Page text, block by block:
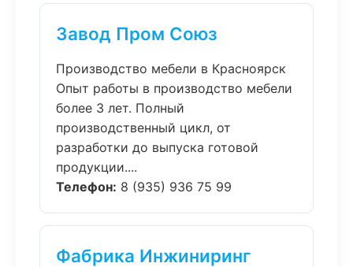
Завод Пром Союз
Производство мебели в Красноярск
Опыт работы в производство мебели
более 3 лет. Полный
производственный цикл, от
разработки до выпуска готовой
продукции....
Телефон: 8 (935) 936 75 99
Фабрика Инжиниринг